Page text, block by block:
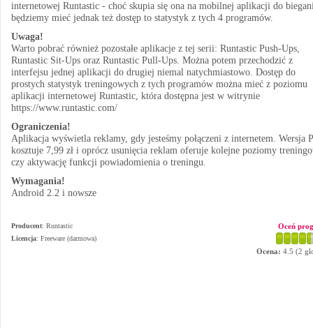
internetowej Runtastic - choć skupia się ona na mobilnej aplikacji do
będziemy mieć jednak też dostęp to statystyk z tych 4 programów.
Uwaga!
Warto pobrać również pozostałe aplikacje z tej serii: Runtastic Push-Ups,
Runtastic Sit-Ups oraz Runtastic Pull-Ups. Można potem przechodzić z
interfejsu jednej aplikacji do drugiej niemal natychmiastowo. Dostęp do
prostych statystyk treningowych z tych programów można mieć z poziomu
aplikacji internetowej Runtastic, która dostępna jest w witrynie
https://www.runtastic.com/
Ograniczenia!
Aplikacja wyświetla reklamy, gdy jesteśmy połączeni z internetem. Wersja
kosztuje 7,99 zł i oprócz usunięcia reklam oferuje kolejne poziomy
czy aktywację funkcji powiadomienia o treningu.
Wymagania!
Android 2.2 i nowsze
Producent: Runtastic
Licencja: Freeware (darmowa)
Oceń
Ocena: 4.5 (2